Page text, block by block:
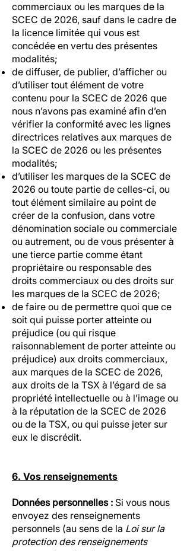
commerciaux ou les marques de la
SCEC de 2026, sauf dans le cadre de
la licence limitée qui vous est
concédée en vertu des présentes
modalités;
de diffuser, de publier, d’afficher ou
d’utiliser tout élément de votre
contenu pour la SCEC de 2026 que
nous n’avons pas examiné afin d’en
vérifier la conformité avec les lignes
directrices relatives aux marques de
la SCEC de 2026 ou les présentes
modalités;
d’utiliser les marques de la SCEC de
2026 ou toute partie de celles-ci, ou
tout élément similaire au point de
créer de la confusion, dans votre
dénomination sociale ou commerciale
ou autrement, ou de vous présenter à
une tierce partie comme étant
propriétaire ou responsable des
droits commerciaux ou des droits sur
les marques de la SCEC de 2026;
de faire ou de permettre quoi que ce
soit qui puisse porter atteinte ou
préjudice (ou qui risque
raisonnablement de porter atteinte ou
préjudice) aux droits commerciaux,
aux marques de la SCEC de 2026,
aux droits de la TSX à l’égard de sa
propriété intellectuelle ou à l’image ou
à la réputation de la SCEC de 2026
ou de la TSX, ou qui puisse jeter sur
eux le discrédit.
6. Vos renseignements
Données personnelles : Si vous nous
envoyez des renseignements
personnels (au sens de la Loi sur la
protection des renseignements